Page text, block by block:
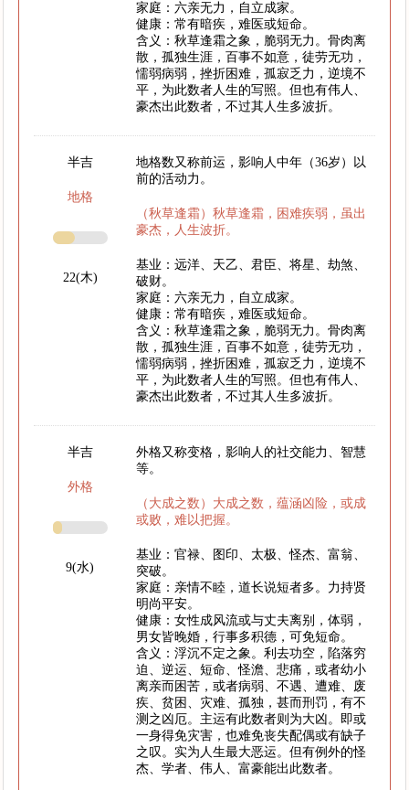
家庭：六亲无力，自立成家。
健康：常有暗疾，难医或短命。
含义：秋草逢霜之象，脆弱无力。骨肉离
散，孤独生涯，百事不如意，徒劳无功，
懦弱病弱，挫折困难，孤寂乏力，逆境不
平，为此数者人生的写照。但也有伟人、
豪杰出此数者，不过其人生多波折。
半吉
地格
22(木)
地格数又称前运，影响人中年（36岁）以
前的活动力。
（秋草逢霜）秋草逢霜，困难疾弱，虽出
豪杰，人生波折。
基业：远洋、天乙、君臣、将星、劫煞、
破财。
家庭：六亲无力，自立成家。
健康：常有暗疾，难医或短命。
含义：秋草逢霜之象，脆弱无力。骨肉离
散，孤独生涯，百事不如意，徒劳无功，
懦弱病弱，挫折困难，孤寂乏力，逆境不
平，为此数者人生的写照。但也有伟人、
豪杰出此数者，不过其人生多波折。
半吉
外格
9(水)
外格又称变格，影响人的社交能力、智慧
等。
（大成之数）大成之数，蕴涵凶险，或成
或败，难以把握。
基业：官禄、图印、太极、怪杰、富翁、
突破。
家庭：亲情不睦，道长说短者多。力持贤
明尚平安。
健康：女性成风流或与丈夫离别，体弱，
男女皆晚婚，行事多积德，可免短命。
含义：浮沉不定之象。利去功空，陷落穷
迫、逆运、短命、怪澹、悲痛，或者幼小
离亲而困苦，或者病弱、不遇、遭难、废
疾、贫困、灾难、孤独，甚而刑罚，有不
测之凶厄。主运有此数者则为大凶。即或
一身得免灾害，也难免丧失配偶或有缺子
之叹。实为人生最大恶运。但有例外的怪
杰、学者、伟人、富豪能出此数者。